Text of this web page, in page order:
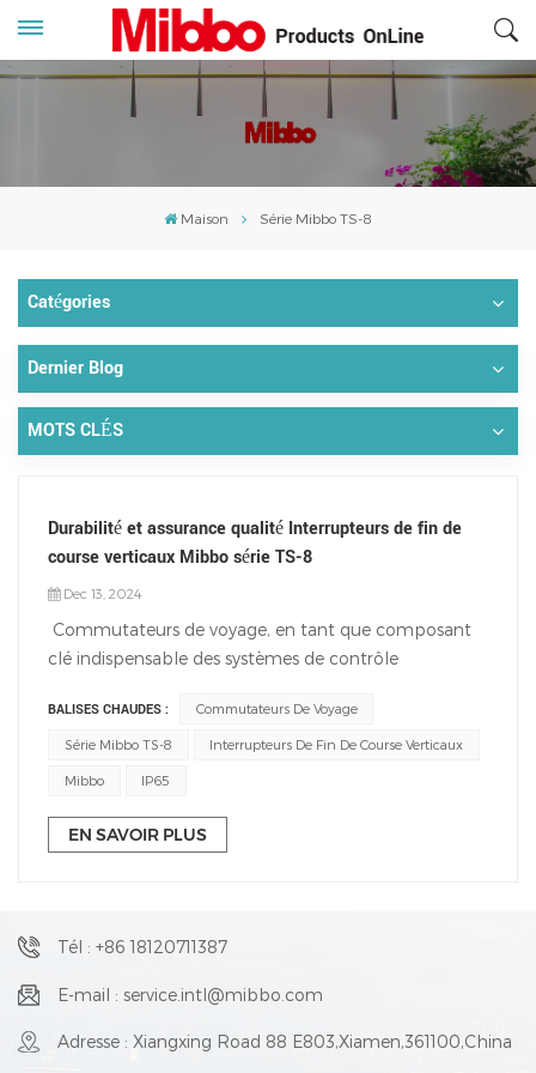
Maison Série Mibbo TS-8
Catégories
Dernier Blog
MOTS CLÉS
Durabilité et assurance qualité Interrupteurs de fin de
course verticaux Mibbo série TS-8
Dec 13, 2024
Commutateurs de voyage, en tant que composant
clé indispensable des systèmes de contrôle
surveillance et le contrôle des limites du mouvement
mécanique. Dans l'industrie moderne, la fabrication
et même dans la vie quotidienne, sa gamme
machines-outils CNC de précision aux lignes de
convoyeurs logistiques à grande échelle, Série Mibbo
d'équipements basés sur le fonctionnement de
contrôler avec précision l’amplitude de mouvement
de l’équipement garantit son fonctionnement de
BALISES CHAUDES : Commutateurs De Voyage
Série Mibbo TS-8 Interrupteurs De Fin De Course Verticaux
Mibbo IP65
EN SAVOIR PLUS
Tél : +86 18120711387
E-mail : service.intl@mibbo.com
Adresse : Xiangxing Road 88 E803,Xiamen,361100,China